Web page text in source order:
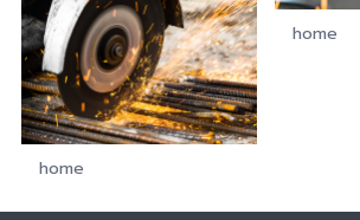
home
home